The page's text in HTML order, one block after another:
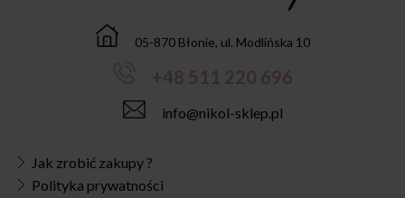
05-870 Błonie, ul. Modlińska 10
+48 511 220 696
info@nikol-sklep.pl
Jak zrobić zakupy ?
Polityka prywatności